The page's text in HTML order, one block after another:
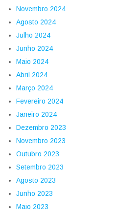
Novembro 2024
Agosto 2024
Julho 2024
Junho 2024
Maio 2024
Abril 2024
Março 2024
Fevereiro 2024
Janeiro 2024
Dezembro 2023
Novembro 2023
Outubro 2023
Setembro 2023
Agosto 2023
Junho 2023
Maio 2023